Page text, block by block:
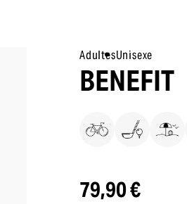
AdultesUnisexe
BENEFIT
79,90 €